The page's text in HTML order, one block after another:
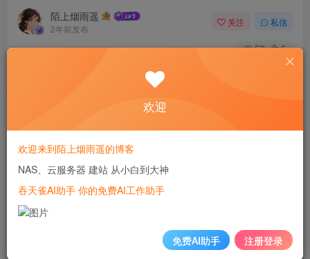
陌上烟雨遥
2年前发布
关注 私信
52 6
阿里云服务器安装宝塔面板教程，云服务器吧以阿里云Linux
组开放宝塔所需端口8888、888、80、443、20和21端口，然
后执行安装宝塔面板命令脚本，最后登录宝塔后台安装
LNMP，包括Nginx、MySQL、Pure-Ftpd、PHP和
phpMyAdmin：
目录
欢迎
欢迎来到陌上烟雨遥的博客
NAS、云服务器 建站 从小白到大神
吞天雀AI助手 你的免费AI工作助手
免费AI助手 注册登录